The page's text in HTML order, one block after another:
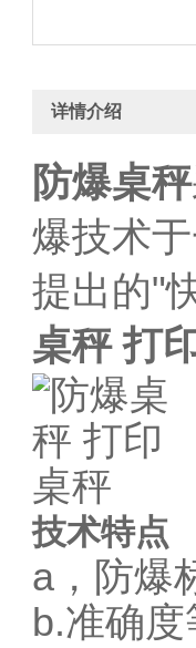
详情介绍
防爆桌秤
爆技术
提出的"
桌秤 打
技术特点
a，防爆
b.准确